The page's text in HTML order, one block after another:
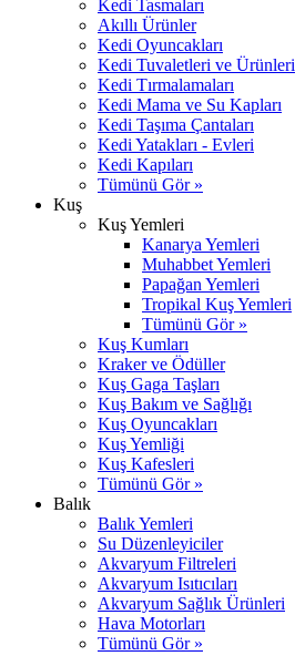
Kedi Tasmaları
Akıllı Ürünler
Kedi Oyuncakları
Kedi Tuvaletleri ve Ürünleri
Kedi Tırmalamaları
Kedi Mama ve Su Kapları
Kedi Taşıma Çantaları
Kedi Yatakları - Evleri
Kedi Kapıları
Tümünü Gör »
Kuş
Kuş Yemleri
Kanarya Yemleri
Muhabbet Yemleri
Papağan Yemleri
Tropikal Kuş Yemleri
Tümünü Gör »
Kuş Kumları
Kraker ve Ödüller
Kuş Gaga Taşları
Kuş Bakım ve Sağlığı
Kuş Oyuncakları
Kuş Yemliği
Kuş Kafesleri
Tümünü Gör »
Balık
Balık Yemleri
Su Düzenleyiciler
Akvaryum Filtreleri
Akvaryum Isıtıcıları
Akvaryum Sağlık Ürünleri
Hava Motorları
Tümünü Gör »